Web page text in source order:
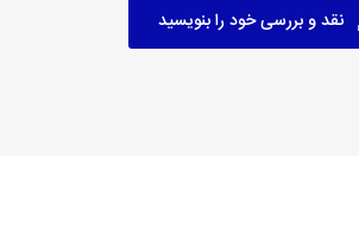
نقد و بررسی خود را بنویسید